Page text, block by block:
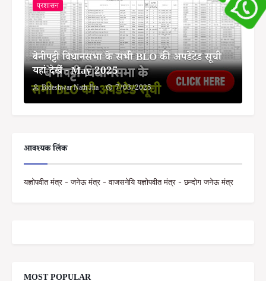
प्रशासन
बेनीपट्टी विधानसभा के सभी BLO की अपडेटेड सूची
यहां देखें - May 2025
Bideshwar Nath Jha 7/03/2025
आवश्यक लिंक
यज्ञोपवीत मंत्र - जनेऊ मंत्र - वाजसनेयि यज्ञोपवीत मंत्र - छन्दोग जनेऊ मंत्र